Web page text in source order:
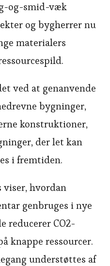
og-smid-væk
og bygherrer nu
materialers
ved at genanvende
bygninger,
konstruktioner,
der let kan
i fremtiden.
viser, hvordan
genbruges i nye
reducerer CO2-
knappe ressourcer.
understøttes af